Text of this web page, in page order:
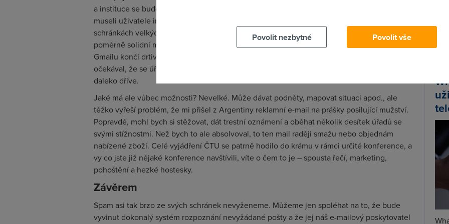
a instituce se budou s podobnými problémy prát dříve, jak už to ale v naší malé zemi bývá,
museli uživatele internetu od spamu částečně uchránit podnikatelé. V e-mailových
schránkách velkých poskytovatelů –nebo chcete-li ve freemaiulech – jsou zabudovány
poměrně solidní mechanismy k odstranění spamu. Na mých schránkách na Seznamu a
Gmailu končí drtivá většina spamu ve specifické složce, takže si nemohu stěžovat. Jen bych
očekával, že se úřad dohlížející na telekomunikační provoz k tomuto problému postaví
daleko dříve.
Jaké má ale vůbec možnosti? Nevelké. Může dávat podněty, mapovat situaci apod., ale
těžko vyřeší problém, že mi přišel z Argentiny reklamní e-mail na prášky posilující mužství.
Popravdě, mohl bych si stěžovat, dát trestní oznámení a oběhat několik desítek úřadů se
svými stížnostmi. Než bych to ale absolvoval, to ten mail raději smažu nebo objednám
nabízené zboží. Celé vyjádření ČTU se patrně hodilo do krámu v rámci určité konference, a
vy co jste již nějaké konference navštívili, víte o čem to je – spousta řečí, marketing,
pohoštění a hezké hostesky.
Závěrem
Spam asi tak brzo ze svých schránek nevyženeme. Můžeme jen spoléhat na to, že bude
vyvinut dokonalý systém rozpoznání nevyžádané pošty a že jej náš e-mailový poskytovatel
Povolit nezbytné
Povolit vše